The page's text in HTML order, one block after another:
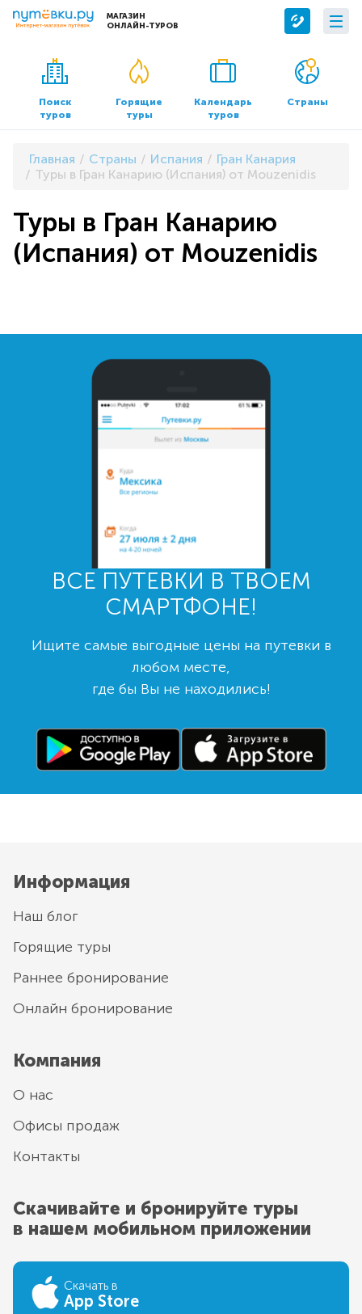
МАГАЗИН
ОНЛАЙН-ТУРОВ
Сервисы
Бронирование отелей
Трансфер
О компании
О нас
Контакты
Документы и реквизиты
Поиск
туров
Горящие
туры
Календарь
туров
Страны
Главная Страны Испания
Гран Канария
Туры в Гран Канарию (Испания) от Mouzenidis
Туры в Гран Канарию
(Испания) от Mouzenidis
ВСЕ ПУТЕВКИ В ТВОЕМ
СМАРТФОНЕ!
Ищите самые выгодные цены на путевки в
любом месте,
где бы Вы не находились!
Информация
Наш блог
Горящие туры
Раннее бронирование
Онлайн бронирование
Компания
О нас
Офисы продаж
Контакты
Скачивайте и бронируйте туры
в нашем мобильном приложении
Скачать в
App Store